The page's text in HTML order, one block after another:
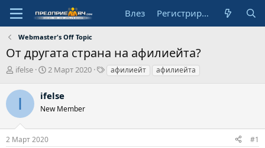
Влез Регистрирай се
Webmaster's Off Topic
От другата страна на афилиейта?
А
т
о
р
ifelse
Н
а
л
а
д
2 Март 2020
Тафилиейт афилиейта
I ifelse
New Member
2 Март 2020 #1